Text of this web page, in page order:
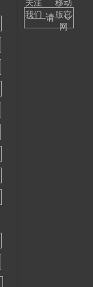
关注
我们
移动
版官
网
——请